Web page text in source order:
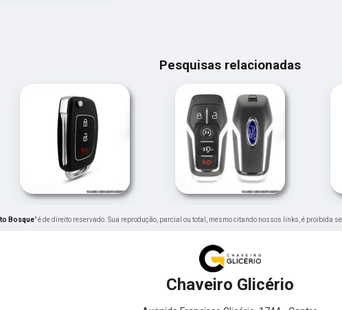
Pesquisas relacionadas
Bosque" é de direito reservado. Sua reprodução, parcial ou total, mesmo citando nossos links, é proibida
Chaveiro Glicério